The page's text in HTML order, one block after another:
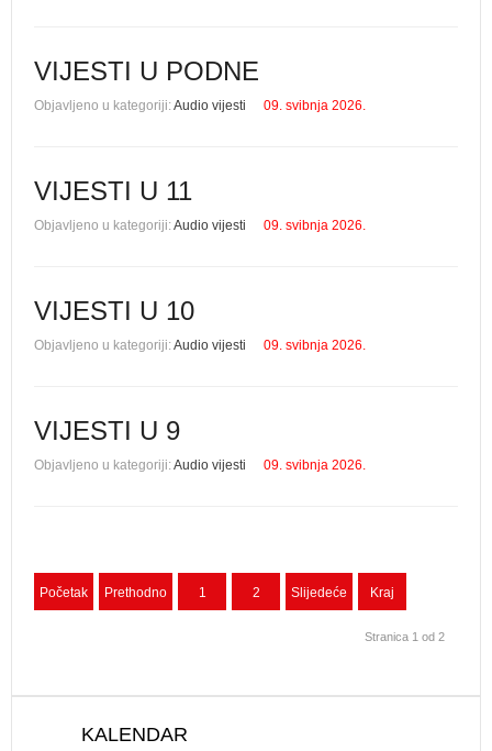
VIJESTI U PODNE
Objavljeno u kategoriji:Audio vijesti 09. svibnja 2026.
VIJESTI U 11
Objavljeno u kategoriji:Audio vijesti 09. svibnja 2026.
VIJESTI U 10
Objavljeno u kategoriji:Audio vijesti 09. svibnja 2026.
VIJESTI U 9
Objavljeno u kategoriji:Audio vijesti 09. svibnja 2026.
Početak Prethodno 1 2 Slijedeće Kraj
Stranica 1 od 2
KALENDAR